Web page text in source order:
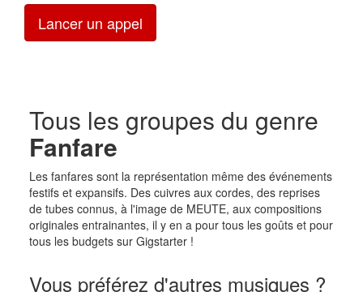
Lancer un appel
Tous les groupes du genre
Fanfare
Les fanfares sont la représentation même des événements
festifs et expansifs. Des cuivres aux cordes, des reprises
de tubes connus, à l'image de MEUTE, aux compositions
originales entrainantes, il y en a pour tous les goûts et pour
tous les budgets sur Gigstarter !
Vous préférez d'autres musiques ?